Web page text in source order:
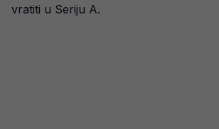
vratiti u Seriju A.